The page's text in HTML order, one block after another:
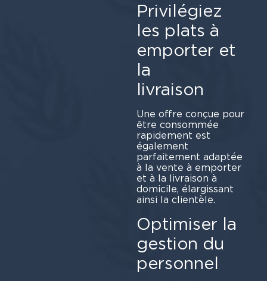
Privilégiez
les plats à
emporter et
la
Une offre conçue pour
être consommée
rapidement est
également
parfaitement adaptée
à la vente à emporter
et à la livraison à
domicile, élargissant
ainsi la clientèle.
Optimiser la
gestion du